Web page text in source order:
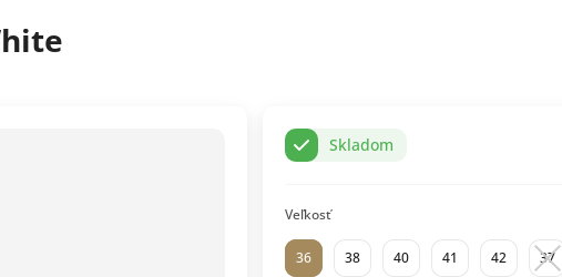
Skladom
Veľkosť
36 38 40 41 42 37